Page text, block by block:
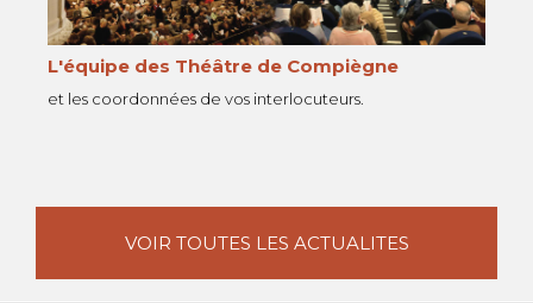
L'équipe des Théâtre de Compiègne
et les coordonnées de vos interlocuteurs.
VOIR TOUTES LES ACTUALITES